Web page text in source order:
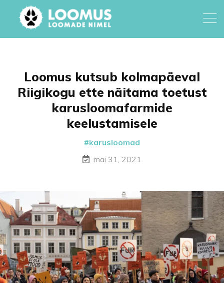
Loomus kutsub kolmapäeval
Riigikogu ette näitama toetust
karusloomafarmide
keelustamisele
karusloomad
mai 31, 2021